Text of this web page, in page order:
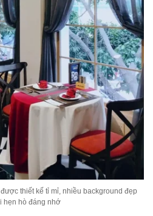
thiết kế tỉ mỉ, nhiều background đẹp
hẹn hò đáng nhớ